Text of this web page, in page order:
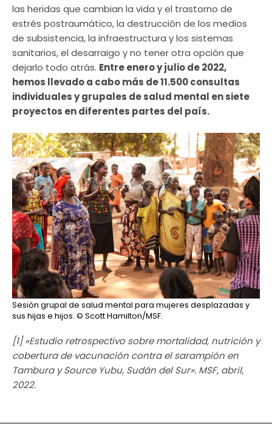
las heridas que cambian la vida y el trastorno de
estrés postraumático, la destrucción de los medios
de subsistencia, la infraestructura y los sistemas
sanitarios, el desarraigo y no tener otra opción que
dejarlo todo atrás. Entre enero y julio de 2022,
hemos llevado a cabo más de 11.500 consultas
individuales y grupales de salud mental en siete
proyectos en diferentes partes del país.
Sesión grupal de salud mental para mujeres desplazadas y
sus hijas e hijos. © Scott Hamilton/MSF.
[1] «Estudio retrospectivo sobre mortalidad, nutrición y
cobertura de vacunación contra el sarampión en
Tambura y Source Yubu, Sudán del Sur». MSF, abril,
2022.